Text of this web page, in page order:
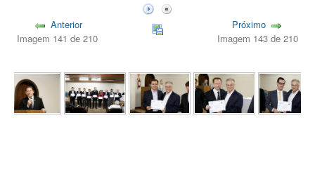
Anterior
Imagem 141 de 210
Próximo
Imagem 143 de 210